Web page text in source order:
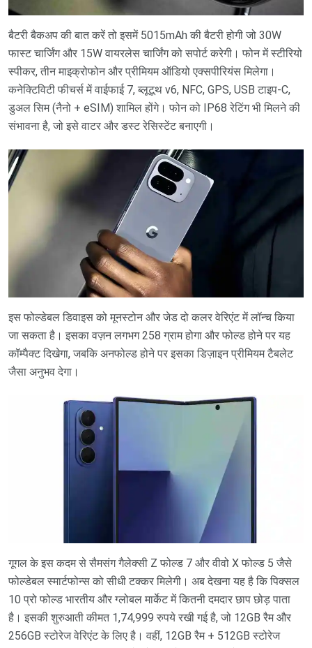
बैटरी बैकअप की बात करें तो इसमें 5015mAh की बैटरी होगी जो 30W
फास्ट चार्जिंग और 15W वायरलेस चार्जिंग को सपोर्ट करेगी। फोन में स्टीरियो
स्पीकर, तीन माइक्रोफोन और प्रीमियम ऑडियो एक्सपीरियंस मिलेगा।
कनेक्टिविटी फीचर्स में वाईफाई 7, ब्लूटूथ v6, NFC, GPS, USB टाइप-C,
डुअल सिम (नैनो + eSIM) शामिल होंगे। फोन को IP68 रेटिंग भी मिलने की
संभावना है, जो इसे वाटर और डस्ट रेसिस्टेंट बनाएगी।
इस फोल्डेबल डिवाइस को मूनस्टोन और जेड दो कलर वेरिएंट में लॉन्च किया
जा सकता है। इसका वज़न लगभग 258 ग्राम होगा और फोल्ड होने पर यह
कॉम्पैक्ट दिखेगा, जबकि अनफोल्ड होने पर इसका डिज़ाइन प्रीमियम टैबलेट
जैसा अनुभव देगा।
गूगल के इस कदम से सैमसंग गैलेक्सी Z फोल्ड 7 और वीवो X फोल्ड 5 जैसे
फोल्डेबल स्मार्टफोन्स को सीधी टक्कर मिलेगी। अब देखना यह है कि पिक्सल
10 प्रो फोल्ड भारतीय और ग्लोबल मार्केट में कितनी दमदार छाप छोड़ पाता
है। इसकी शुरुआती कीमत 1,74,999 रुपये रखी गई है, जो 12GB रैम और
256GB स्टोरेज वेरिएंट के लिए है। वहीं, 12GB रैम + 512GB स्टोरेज